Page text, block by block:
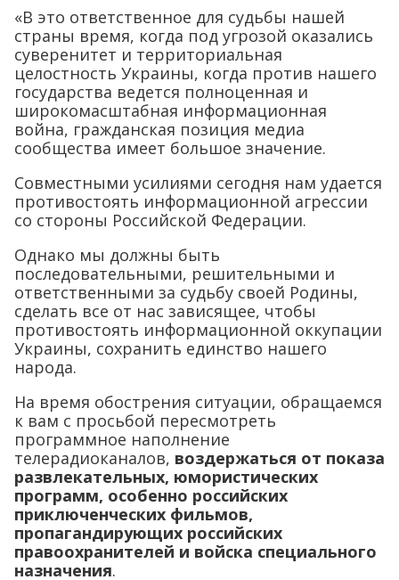
«В это ответственное для судьбы нашей
страны время, когда под угрозой оказались
суверенитет и территориальная
целостность Украины, когда против нашего
государства ведется полноценная и
широкомасштабная информационная
война, гражданская позиция медиа
сообщества имеет большое значение.
Совместными усилиями сегодня нам удается
противостоять информационной агрессии
со стороны Российской Федерации.
Однако мы должны быть
последовательными, решительными и
ответственными за судьбу своей Родины,
сделать все от нас зависящее, чтобы
противостоять информационной оккупации
Украины, сохранить единство нашего
народа.
На время обострения ситуации, обращаемся
к вам с просьбой пересмотреть
программное наполнение
телерадиоканалов, воздержаться от показа
развлекательных, юмористических
программ, особенно российских
приключенческих фильмов,
пропагандирующих российских
правоохранителей и войска специального
назначения.